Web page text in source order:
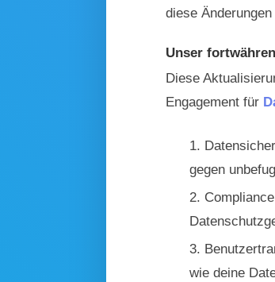
diese
Unser
Diese
Engagement für
gegen
wie deine